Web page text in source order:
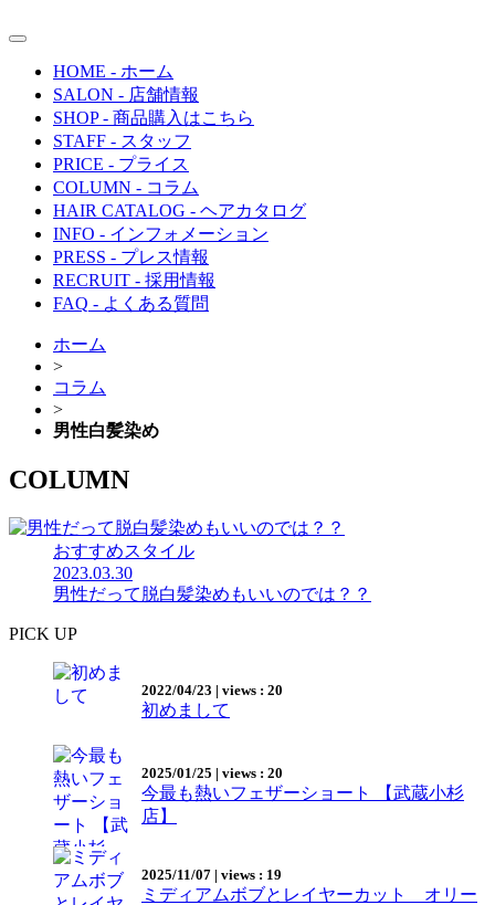
toggle
navigation
HOME - ホーム
SALON - 店舗情報
SHOP- 商品購入はこちら
STAFF - スタッフ
PRICE - プライス
COLUMN - コラム
HAIR CATALOG - ヘアカタログ
INFO - インフォメーション
PRESS - プレス情報
RECRUIT - 採用情報
FAQ - よくある質問
ホーム
>
コラム
>
男性白髪染め
COLUMN
おすすめスタイル
2023.03.30
男性だって脱白髪染めもいいのでは？？
PICK UP
2022/04/23 | views : 20
初めまして
2025/01/25 | views : 20
今最も熱いフェザーショート 【武蔵小杉
店】
2025/11/07 | views : 19
ミディアムボブとレイヤーカット オリー